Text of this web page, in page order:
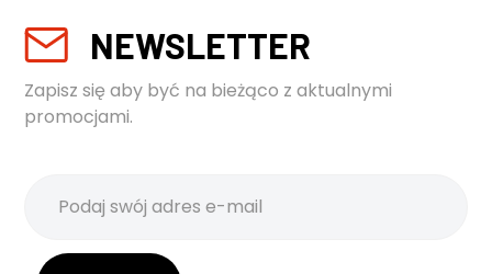
NEWSLETTER
Zapisz się aby być na bieżąco z aktualnymi
promocjami.